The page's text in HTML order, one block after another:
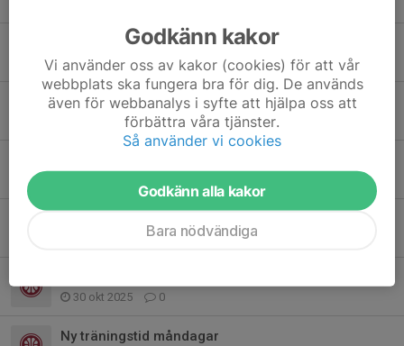
9 feb, 19:13 0
Juluppehåll
15 dec 2025 1
0
30 okt 2025 0
Ny träningstid måndagar
Godkänn kakor
Vi använder oss av kakor (cookies) för att vår
webbplats ska fungera bra för dig. De används
även för webbanalys i syfte att hjälpa oss att
förbättra våra tjänster.
Så använder vi cookies
Godkänn alla kakor
Bara nödvändiga